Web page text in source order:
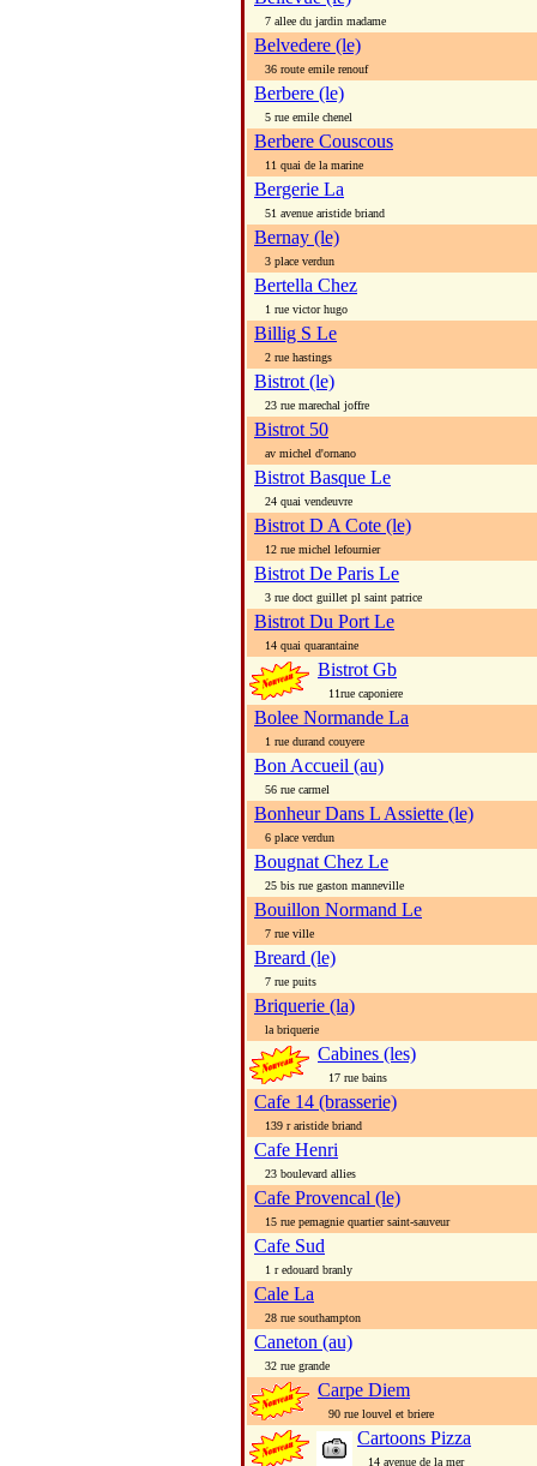
7 allee du jardin madame
Belvedere (le)
36 route emile renouf
Berbere (le)
5 rue emile chenel
Berbere Couscous
11 quai de la marine
Bergerie La
51 avenue aristide briand
Bernay (le)
3 place verdun
Bertella Chez
1 rue victor hugo
Billig S Le
2 rue hastings
Bistrot (le)
23 rue marechal joffre
Bistrot 50
av michel d'ornano
Bistrot Basque Le
24 quai vendeuvre
Bistrot D A Cote (le)
12 rue michel lefournier
Bistrot De Paris Le
3 rue doct guillet pl saint patrice
Bistrot Du Port Le
14 quai quarantaine
Bistrot Gb
11rue caponiere
Bolee Normande La
1 rue durand couyere
Bon Accueil (au)
56 rue carmel
Bonheur Dans L Assiette (le)
6 place verdun
Bougnat Chez Le
25 bis rue gaston manneville
Bouillon Normand Le
7 rue ville
Breard (le)
7 rue puits
Briquerie (la)
la briquerie
Cabines (les)
17 rue bains
Cafe 14 (brasserie)
139 r aristide briand
Cafe Henri
23 boulevard allies
Cafe Provencal (le)
15 rue pemagnie quartier saint-sauveur
Cafe Sud
1 r edouard branly
Cale La
28 rue southampton
Caneton (au)
32 rue grande
Carpe Diem
90 rue louvel et briere
Cartoons Pizza
14 avenue de la mer